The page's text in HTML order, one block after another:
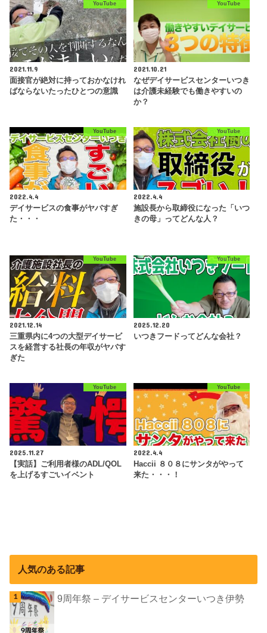
YouTube
2021.11.9
面接官が絶対に持っておかなけれ
ばならないたったひとつの意識
YouTube
2021.10.21
なぜデイサービスセンターいつき
は介護未経験でも働きやすいの
か？
YouTube
2022.4.4
デイサービスの食事がヤバすぎ
た・・・
YouTube
2022.4.4
施設長から取締役になった「いつ
きの母」ってどんな人？
YouTube
2021.12.14
三重県内に4つの大型デイサービ
スを経営する社長の年収がヤバす
ぎた
YouTube
2025.12.20
いつきフードってどんな会社？
YouTube
2025.11.27
【実話】ご利用者様のADL/QOL
を上げるすごいイベント
YouTube
2022.4.4
Haccii ８０８にサンタがやって
来た・・・！
人気のある記事
9周年祭 – デイサービスセンターいつき伊勢